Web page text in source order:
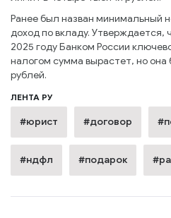
Ранее был назван минимальный
доход по вкладу. Утверждается,
2025 году Банком России
налогом сумма вырастет, но она
рублей.
ЛЕНТА РУ
#юрист #договор
#ндфл #подарок